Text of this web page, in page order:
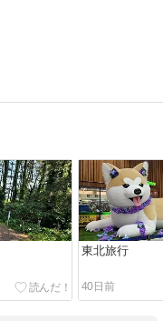
東北旅行
40日前